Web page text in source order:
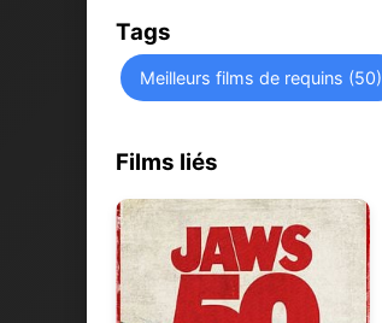
Tags
Meilleurs films de requins (50)
Films liés